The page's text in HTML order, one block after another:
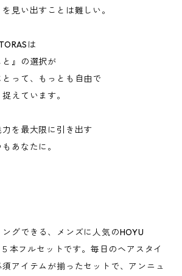
見い出すことは難しい。
は
と』の選択が
って、もっとも自由で
えています。
力を最大限に引き出す
あなたに。
グできる、メンズに人気のHOYU
本フルセットです。毎日のヘアスタイ
アイテムが揃ったセットで、アンニュ